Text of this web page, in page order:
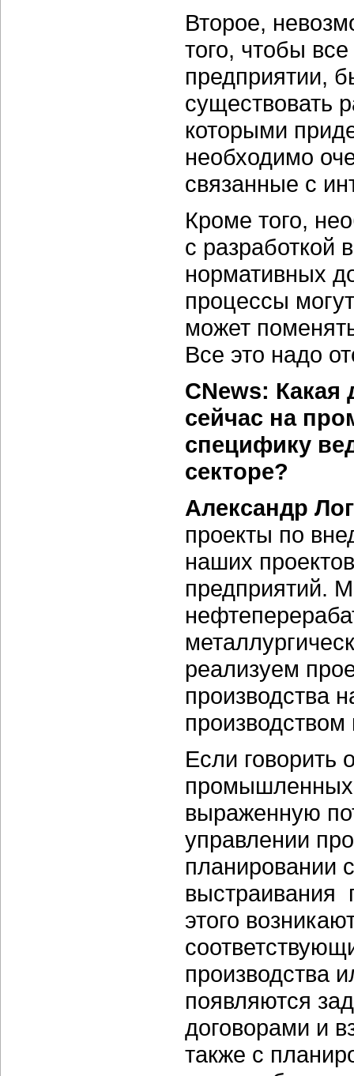
Второе,
того, чтобы
предприятии,
существовать
которыми
необходимо
связанные с
Кроме того,
с разработкой
нормативных
процессы
может
Все это надо
CNews: Какая
сейчас на
специфику
секторе?
Александр
проекты по
наших
предприятий.
реализуем
производства
Если говорить
промышленных
выраженную
управлении
планировании
выстраивания
этого
производства
появляются
договорами и
также с